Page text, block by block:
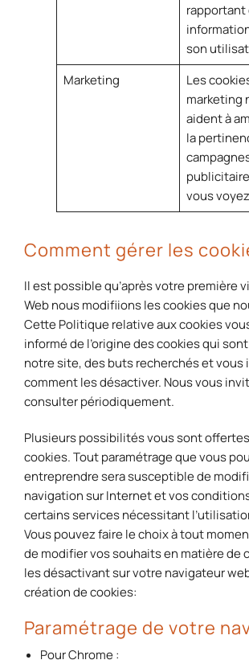
rapportant
son
Marketing
Les
marketing
aident à
la
vous
Comment gérer les
Il est possible qu’après votre première
Web nous modifiions les cookies que
Cette Politique relative aux cookies
informé de l’origine des cookies qui
notre site, des buts recherchés et vous
comment les désactiver. Nous vous
consulter périodiquement.
Plusieurs possibilités vous sont
cookies. Tout paramétrage que vous
entreprendre sera susceptible de
navigation sur Internet et vos conditions
certains services nécessitant
Vous pouvez faire le choix à tout
de modifier vos souhaits en matière de
les désactivant sur votre navigateur
création de cookies:
Paramétrage de votre
Pour Chrome :